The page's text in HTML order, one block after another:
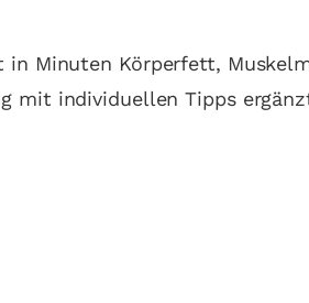
Minuten Körperfett,
mit individuellen Tipps